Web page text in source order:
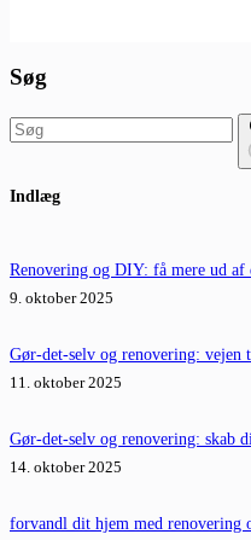
Søg
resultater
Indlæg
Renovering og DIY: få mere ud af
9. oktober 2025
Gør-det-selv og renovering: vejen
11. oktober 2025
Gør-det-selv og renovering: skab
14. oktober 2025
forvandl dit hjem med renovering